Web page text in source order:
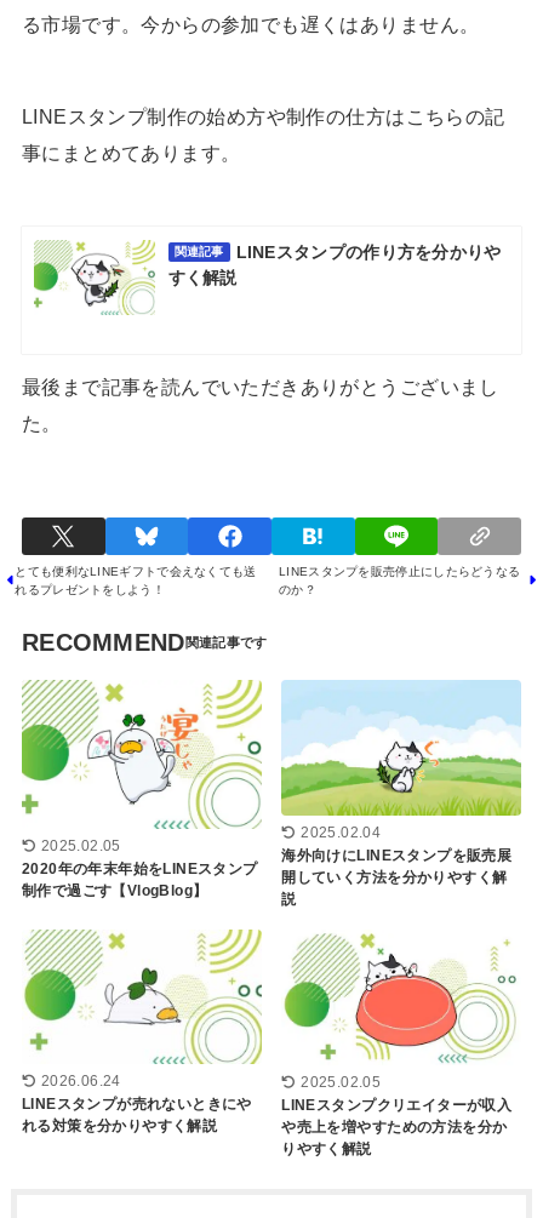
る市場です。今からの参加でも遅くはありません。
LINEスタンプ制作の始め方や制作の仕方はこちらの記
事にまとめてあります。
関連記事
LINEスタンプの作り方を分かりや
すく解説
最後まで記事を読んでいただきありがとうございまし
た。
LINEスタンプを販売停止にしたらどうなる
のか？
とても便利なLINEギフトで会えなくても送
れるプレゼントをしよう！
RECOMMEND
2025.02.05
2020年の年末年始をLINEスタンプ
制作で過ごす【VlogBlog】
2025.02.04
海外向けにLINEスタンプを販売展
開していく方法を分かりやすく解
説
2026.06.24
LINEスタンプが売れないときにや
れる対策を分かりやすく解説
2025.02.05
LINEスタンプクリエイターが収入
や売上を増やすための方法を分か
りやすく解説